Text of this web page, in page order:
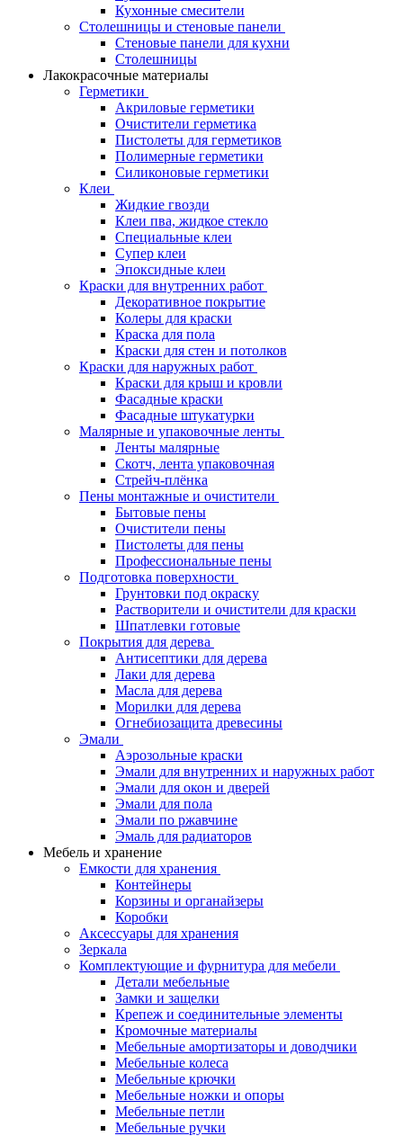
Кухонные смесители
Столешницы и стеновые панели
Стеновые панели для кухни
Столешницы
Лакокрасочные материалы
Герметики
Акриловые герметики
Очистители герметика
Пистолеты для герметиков
Полимерные герметики
Силиконовые герметики
Клеи
Жидкие гвозди
Клеи пва, жидкое стекло
Специальные клеи
Супер клеи
Эпоксидные клеи
Краски для внутренних работ
Декоративное покрытие
Колеры для краски
Краска для пола
Краски для стен и потолков
Краски для наружных работ
Краски для крыш и кровли
Фасадные краски
Фасадные штукатурки
Малярные и упаковочные ленты
Ленты малярные
Скотч, лента упаковочная
Стрейч-плёнка
Пены монтажные и очистители
Бытовые пены
Очистители пены
Пистолеты для пены
Профессиональные пены
Подготовка поверхности
Грунтовки под окраску
Растворители и очистители для краски
Шпатлевки готовые
Покрытия для дерева
Антисептики для дерева
Лаки для дерева
Масла для дерева
Морилки для дерева
Огнебиозащита древесины
Эмали
Аэрозольные краски
Эмали для внутренних и наружных работ
Эмали для окон и дверей
Эмали для пола
Эмали по ржавчине
Эмаль для радиаторов
Мебель и хранение
Емкости для хранения
Контейнеры
Корзины и органайзеры
Коробки
Аксессуары для хранения
Зеркала
Комплектующие и фурнитура для мебели
Детали мебельные
Замки и защелки
Крепеж и соединительные элементы
Кромочные материалы
Мебельные амортизаторы и доводчики
Мебельные колеса
Мебельные крючки
Мебельные ножки и опоры
Мебельные петли
Мебельные ручки